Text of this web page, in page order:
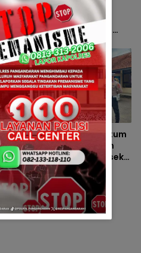
Sinergitas TNI–Polri
Semakin Solid,
Bhabinkamtibmas dan
Babinsa Sambangi Warga
Desa Emplak
Polsek Kalipucang
Apel Pagi Jadi Momentum
Penguatan Disiplin dan
Kesiapan Personel Polsek
Kalipucang